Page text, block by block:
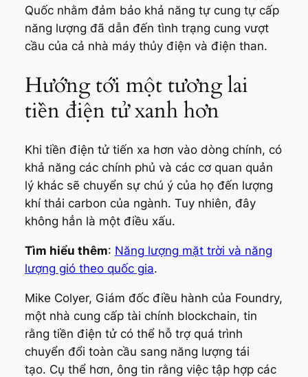
Quốc nhằm đảm bảo khả năng tự cung tự cấp
năng lượng đã dẫn đến tình trạng cung vượt
cầu của cả nhà máy thủy điện và điện than.
Hướng tới một tương lai
tiền điện tử xanh hơn
Khi tiền điện tử tiến xa hơn vào dòng chính, có
khả năng các chính phủ và các cơ quan quản
lý khác sẽ chuyển sự chú ý của họ đến lượng
khí thải carbon của ngành. Tuy nhiên, đây
không hẳn là một điều xấu.
Tìm hiểu thêm: Năng lượng mặt trời và năng
lượng gió theo quốc gia.
Mike Colyer, Giám đốc điều hành của Foundry,
một nhà cung cấp tài chính blockchain, tin
rằng tiền điện tử có thể hỗ trợ quá trình
chuyển đổi toàn cầu sang năng lượng tái
tạo. Cụ thể hơn, ông tin rằng việc tập hợp các